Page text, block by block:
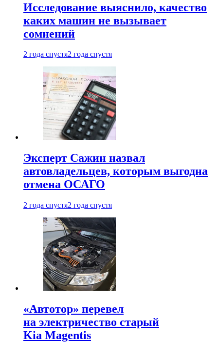
Исследование выяснило, качество
каких машин не вызывает
сомнений
2 года спустя2 года спустя
Эксперт Сажин назвал
автовладельцев, которым выгодна
отмена ОСАГО
2 года спустя2 года спустя
«Автотор» перевел
на электричество старый
Kia Magentis